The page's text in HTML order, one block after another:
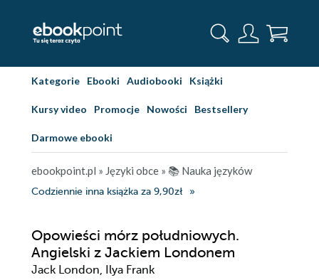
Kategorie Ebooki Audiobooki Książki
Kursy video Promocje Nowości Bestsellery
Darmowe ebooki
ebookpoint.pl » Języki obce » 📚 Nauka języków
Codziennie inna książka za 9,90zł
Opowieści mórz południowych.
Angielski z Jackiem Londonem
Jack London, Ilya Frank